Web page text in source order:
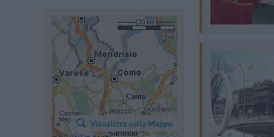
Visualizza sulla Mappa